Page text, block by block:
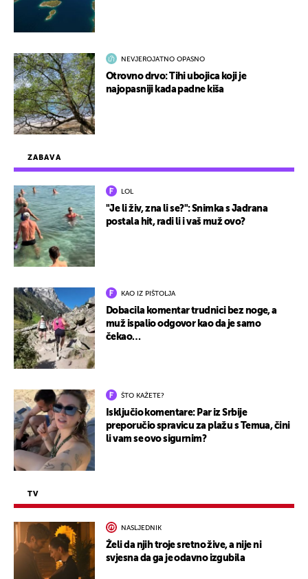
ZABAVA
LOL
"Je li živ, zna li se?": Snimka s Jadrana
postala hit, radi li i vaš muž ovo?
KAO IZ PIŠTOLJA
Dobacila komentar trudnici bez noge, a
muž ispalio odgovor kao da je samo
čekao…
ŠTO KAŽETE?
Isključio komentare: Par iz Srbije
preporučio spravicu za plažu s Temua, čini
li vam se ovo sigurnim?
TV
NASLJEDNIK
Želi da njih troje sretno žive, a nije ni
svjesna da ga je odavno izgubila
NEVJEROJATNO OPASNO
Otrovno drvo: Tihi ubojica koji je
najopasniji kada padne kiša